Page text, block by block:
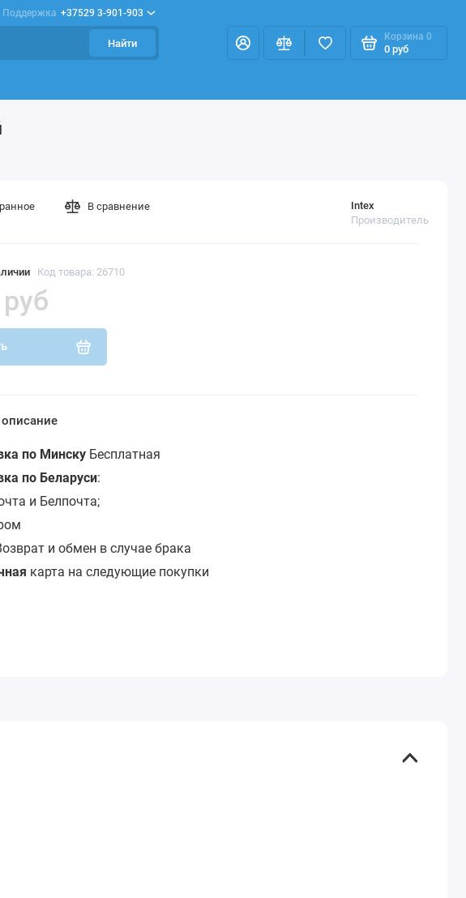
Поддержка +37529 3-901-903
Найти
Корзина 0
0 руб
Код товара: 26710
Intex
Производитель
В сравнение
по МинскуБесплатная
по Беларуси:
и Белпочта;
и обмен в случае брака
карта на следующие покупки